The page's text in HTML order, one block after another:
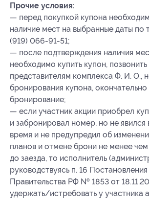
Прочие условия:
— перед покупкой купона
наличие мест на выбранные даты по
(919) 066-91-51;
— после подтверждения наличия
необходимо купить купон,
представителям комплекса Ф. И. О.,
бронирования купона,
бронирование;
— если участник акции приобрел
и забронировал номер, но не явился
время и не предупредил об
планов и отмене брони не менее чем
до заезда, то исполнитель
руководствуясь п. 16 Постановления
Правительства РФ № 1853 от
удержать/истребовать у участника